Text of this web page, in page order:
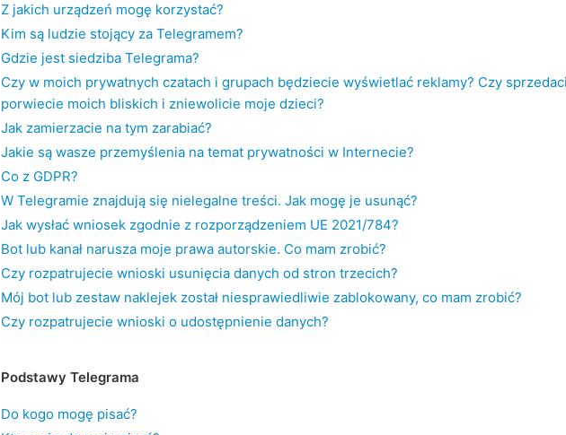
Z jakich urządzeń mogę korzystać?
Kim są ludzie stojący za Telegramem?
Gdzie jest siedziba Telegrama?
Czy w moich prywatnych czatach i grupach będziecie wyświetlać reklamy? Czy
porwiecie moich bliskich i zniewolicie moje dzieci?
Jak zamierzacie na tym zarabiać?
Jakie są wasze przemyślenia na temat prywatności w Internecie?
Co z GDPR?
W Telegramie znajdują się nielegalne treści. Jak mogę je usunąć?
Jak wysłać wniosek zgodnie z rozporządzeniem UE 2021/784?
Bot lub kanał narusza moje prawa autorskie. Co mam zrobić?
Czy rozpatrujecie wnioski usunięcia danych od stron trzecich?
Mój bot lub zestaw naklejek został niesprawiedliwie zablokowany, co mam zrobić?
Czy rozpatrujecie wnioski o udostępnienie danych?
Podstawy Telegrama
Do kogo mogę pisać?